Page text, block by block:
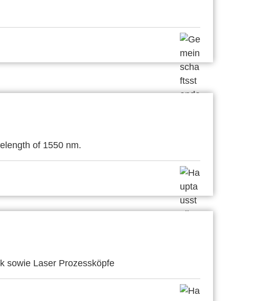
of 1550 nm.
sowie Laser Prozessköpfe